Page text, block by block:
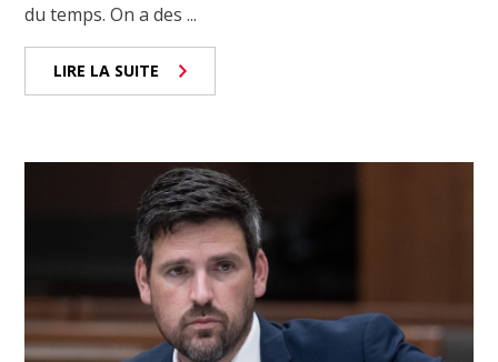
du temps. On a des ...
LIRE LA SUITE